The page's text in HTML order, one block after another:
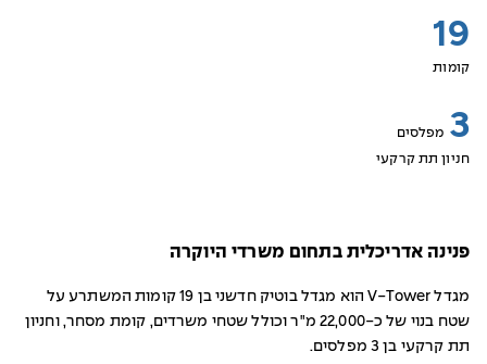
19
קומות
3 מפלסים
חניון תת קרקעי
פנינה אדריכלית בתחום משרדי היוקרה
מגדל V-Tower הוא מגדל בוטיק חדשני בן 19 קומות המשתרע על
שטח בנוי של כ-22,000 מ"ר וכולל שטחי משרדים, קומת מסחר, וחניון
תת קרקעי בן 3 מפלסים.